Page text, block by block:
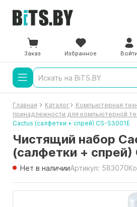
Заказ Избранное Войти
Главная Каталог Компьютерная
принадлежности для компьютерной
Cactus (салфетки + спрей) CS-S3001E
Чистящий набор
(салфетки + спрей)
Нет в наличииАртикул: 583070